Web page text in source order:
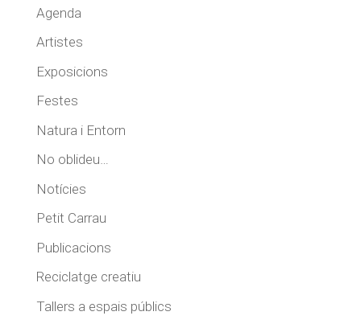
Agenda
Artistes
Exposicions
Festes
Natura i Entorn
No oblideu…
Notícies
Petit Carrau
Publicacions
Reciclatge creatiu
Tallers a espais públics